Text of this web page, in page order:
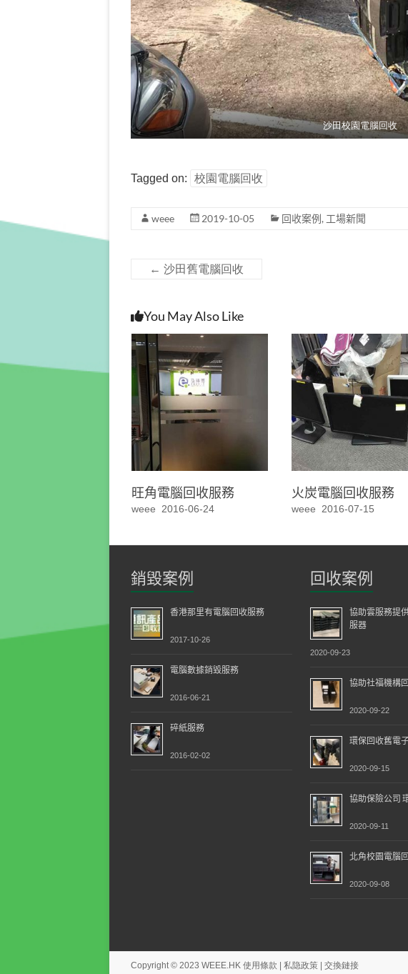
沙田校園電腦回收
Tagged on: 校園電腦回收
weee 2019-10-05 回收案例, 工場新聞
← 沙田舊電腦回收
You May Also Like
旺角電腦回收服務
weee 2016-06-24
火炭電腦回收服務
weee 2016-07-15
銷毀案例
香港那里有電腦回收服務
2017-10-26
電腦數據銷毀服務
2016-06-21
碎紙服務
2016-02-02
回收案例
協助雲服務提
服器
2020-09-23
協助社福機構
2020-09-22
環保回收舊電
2020-09-15
協助保險公司
2020-09-11
北角校園電腦
2020-09-08
Copyright © 2023 WEEE.HK 使用條款 | 私隐政策 | 交換鏈接